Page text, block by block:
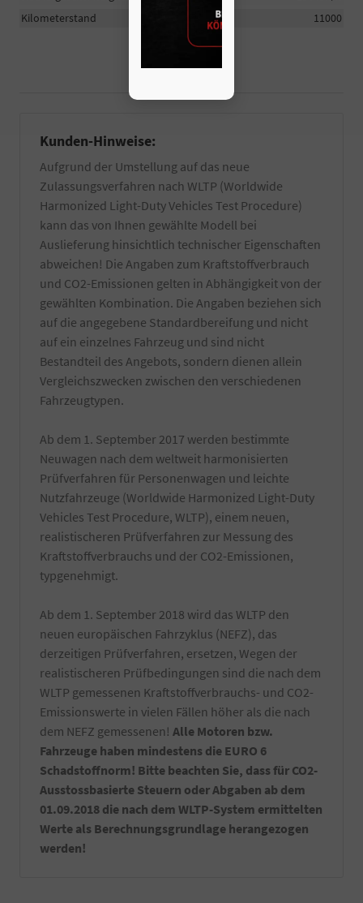
Kilometerstand
11000
Kunden-Hinweise:
Aufgrund der Umstellung auf das neue
Zulassungsverfahren nach WLTP (Worldwide
Harmonized Light-Duty Vehicles Test Procedure)
kann das von Ihnen gewählte Modell bei
Auslieferung hinsichtlich technischer Eigenschaften
abweichen! Die Angaben zum Kraftstoffverbrauch
und CO2-Emissionen gelten in Abhängigkeit von der
gewählten Kombination. Die Angaben beziehen sich
auf die angegebene Standardbereifung und nicht
auf ein einzelnes Fahrzeug und sind nicht
Bestandteil des Angebots, sondern dienen allein
Vergleichszwecken zwischen den verschiedenen
Fahrzeugtypen.
Ab dem 1. September 2017 werden bestimmte
Neuwagen nach dem weltweit harmonisierten
Prüfverfahren für Personenwagen und leichte
Nutzfahrzeuge (Worldwide Harmonized Light-Duty
Vehicles Test Procedure, WLTP), einem neuen,
realistischeren Prüfverfahren zur Messung des
Kraftstoffverbrauchs und der CO2-Emissionen,
typgenehmigt.
Ab dem 1. September 2018 wird das WLTP den
neuen europäischen Fahrzyklus (NEFZ), das
derzeitigen Prüfverfahren, ersetzen, Wegen der
realistischeren Prüfbedingungen sind die nach dem
WLTP gemessenen Kraftstoffverbrauchs- und CO2-
Emissionswerte in vielen Fällen höher als die nach
dem NEFZ gemessenen! Alle Motoren bzw.
Fahrzeuge haben mindestens die EURO 6
Schadstoffnorm! Bitte beachten Sie, dass für CO2-
Ausstossbasierte Steuern oder Abgaben ab dem
01.09.2018 die nach dem WLTP-System ermittelten
Werte als Berechnungsgrundlage herangezogen
werden!